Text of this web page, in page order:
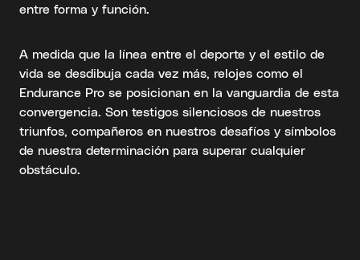
entre forma y función.
A medida que la línea entre el deporte y el estilo de
vida se desdibuja cada vez más, relojes como el
Endurance Pro se posicionan en la vanguardia de esta
convergencia. Son testigos silenciosos de nuestros
triunfos, compañeros en nuestros desafíos y símbolos
de nuestra determinación para superar cualquier
obstáculo.